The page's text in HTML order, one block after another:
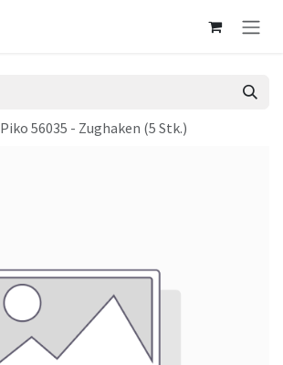
Piko 56035 - Zughaken (5 Stk.)